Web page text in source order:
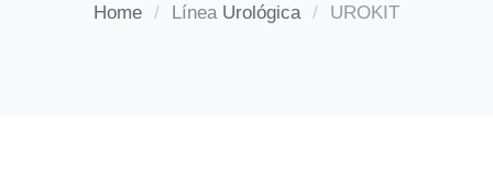
Home / Línea Urológica / UROKIT